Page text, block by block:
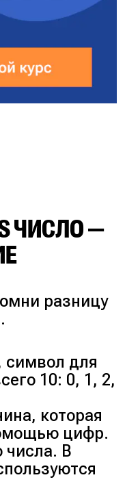
ЧИСЛО —
разницу
для
10: 0, 1, 2,
которая
цифр.
числа. В